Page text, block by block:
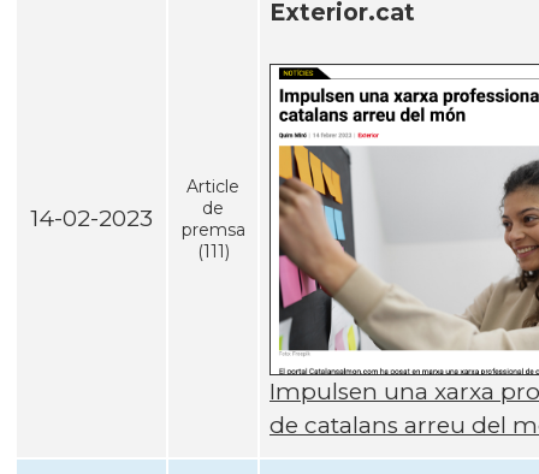
14-02-2023
Article
de
premsa
(111)
Exterior.cat
Impulsen una xarxa
de catalans arreu del